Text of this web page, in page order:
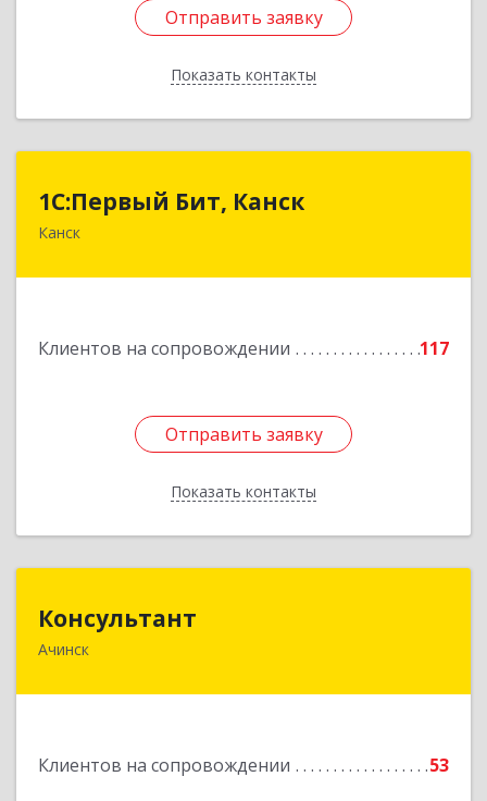
Отправить заявку
Показать контакты
Отправить заявку
Назад
1С:Первый Бит, Канск
Канск
Клиентов на сопровождении 117
Отправить заявку
Показать контакты
Отправить заявку
Назад
Консультант
Ачинск
Клиентов на сопровождении 53
662159, Красноярский край, Ачинск г, Юго-